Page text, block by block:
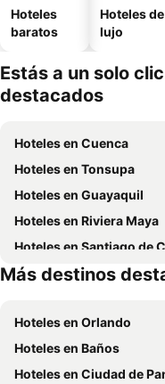
Hoteles
baratos
Hoteles de
lujo
Estás a un solo
destacados
Hoteles en Cuenca
Hoteles en Tonsupa
Hoteles en Guayaquil
Hoteles en Riviera Maya
Hoteles en Santiago de
Hoteles en México
Más destinos
Hoteles en Orlando
Hoteles en Baños
Hoteles en Ciudad de